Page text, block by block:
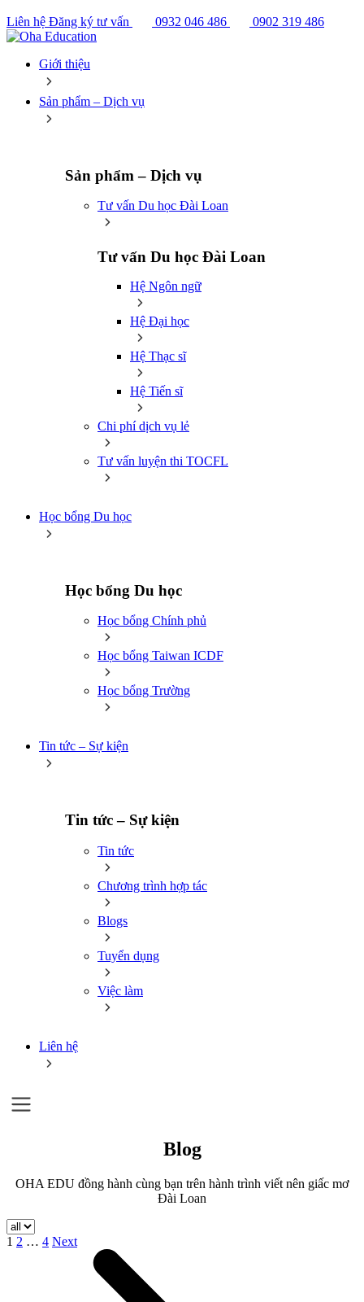
Liên hệ Đăng ký tư vấn 0932 046 486 0902 319 486
Giới thiệu
Sản phẩm – Dịch vụ
Sản phẩm – Dịch vụ
Tư vấn Du học Đài Loan
Tư vấn Du học Đài Loan
Hệ Ngôn ngữ
Hệ Đại học
Hệ Thạc sĩ
Hệ Tiến sĩ
Chi phí dịch vụ lẻ
Tư vấn luyện thi TOCFL
Học bổng Du học
Học bổng Du học
Học bổng Chính phủ
Học bổng Taiwan ICDF
Học bổng Trường
Tin tức – Sự kiện
Tin tức – Sự kiện
Tin tức
Chương trình hợp tác
Blogs
Tuyển dụng
Việc làm
Liên hệ
Blog
OHA EDU đồng hành cùng bạn trên hành trình viết nên giấc mơ
Đài Loan
Posts
1 2 … 4 Next